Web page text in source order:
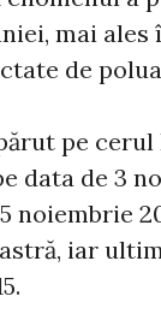
mai
de
pe
data de 3
noiembrie
iar